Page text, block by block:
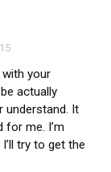
your
actually
understand. It
me. I’m
try to get the